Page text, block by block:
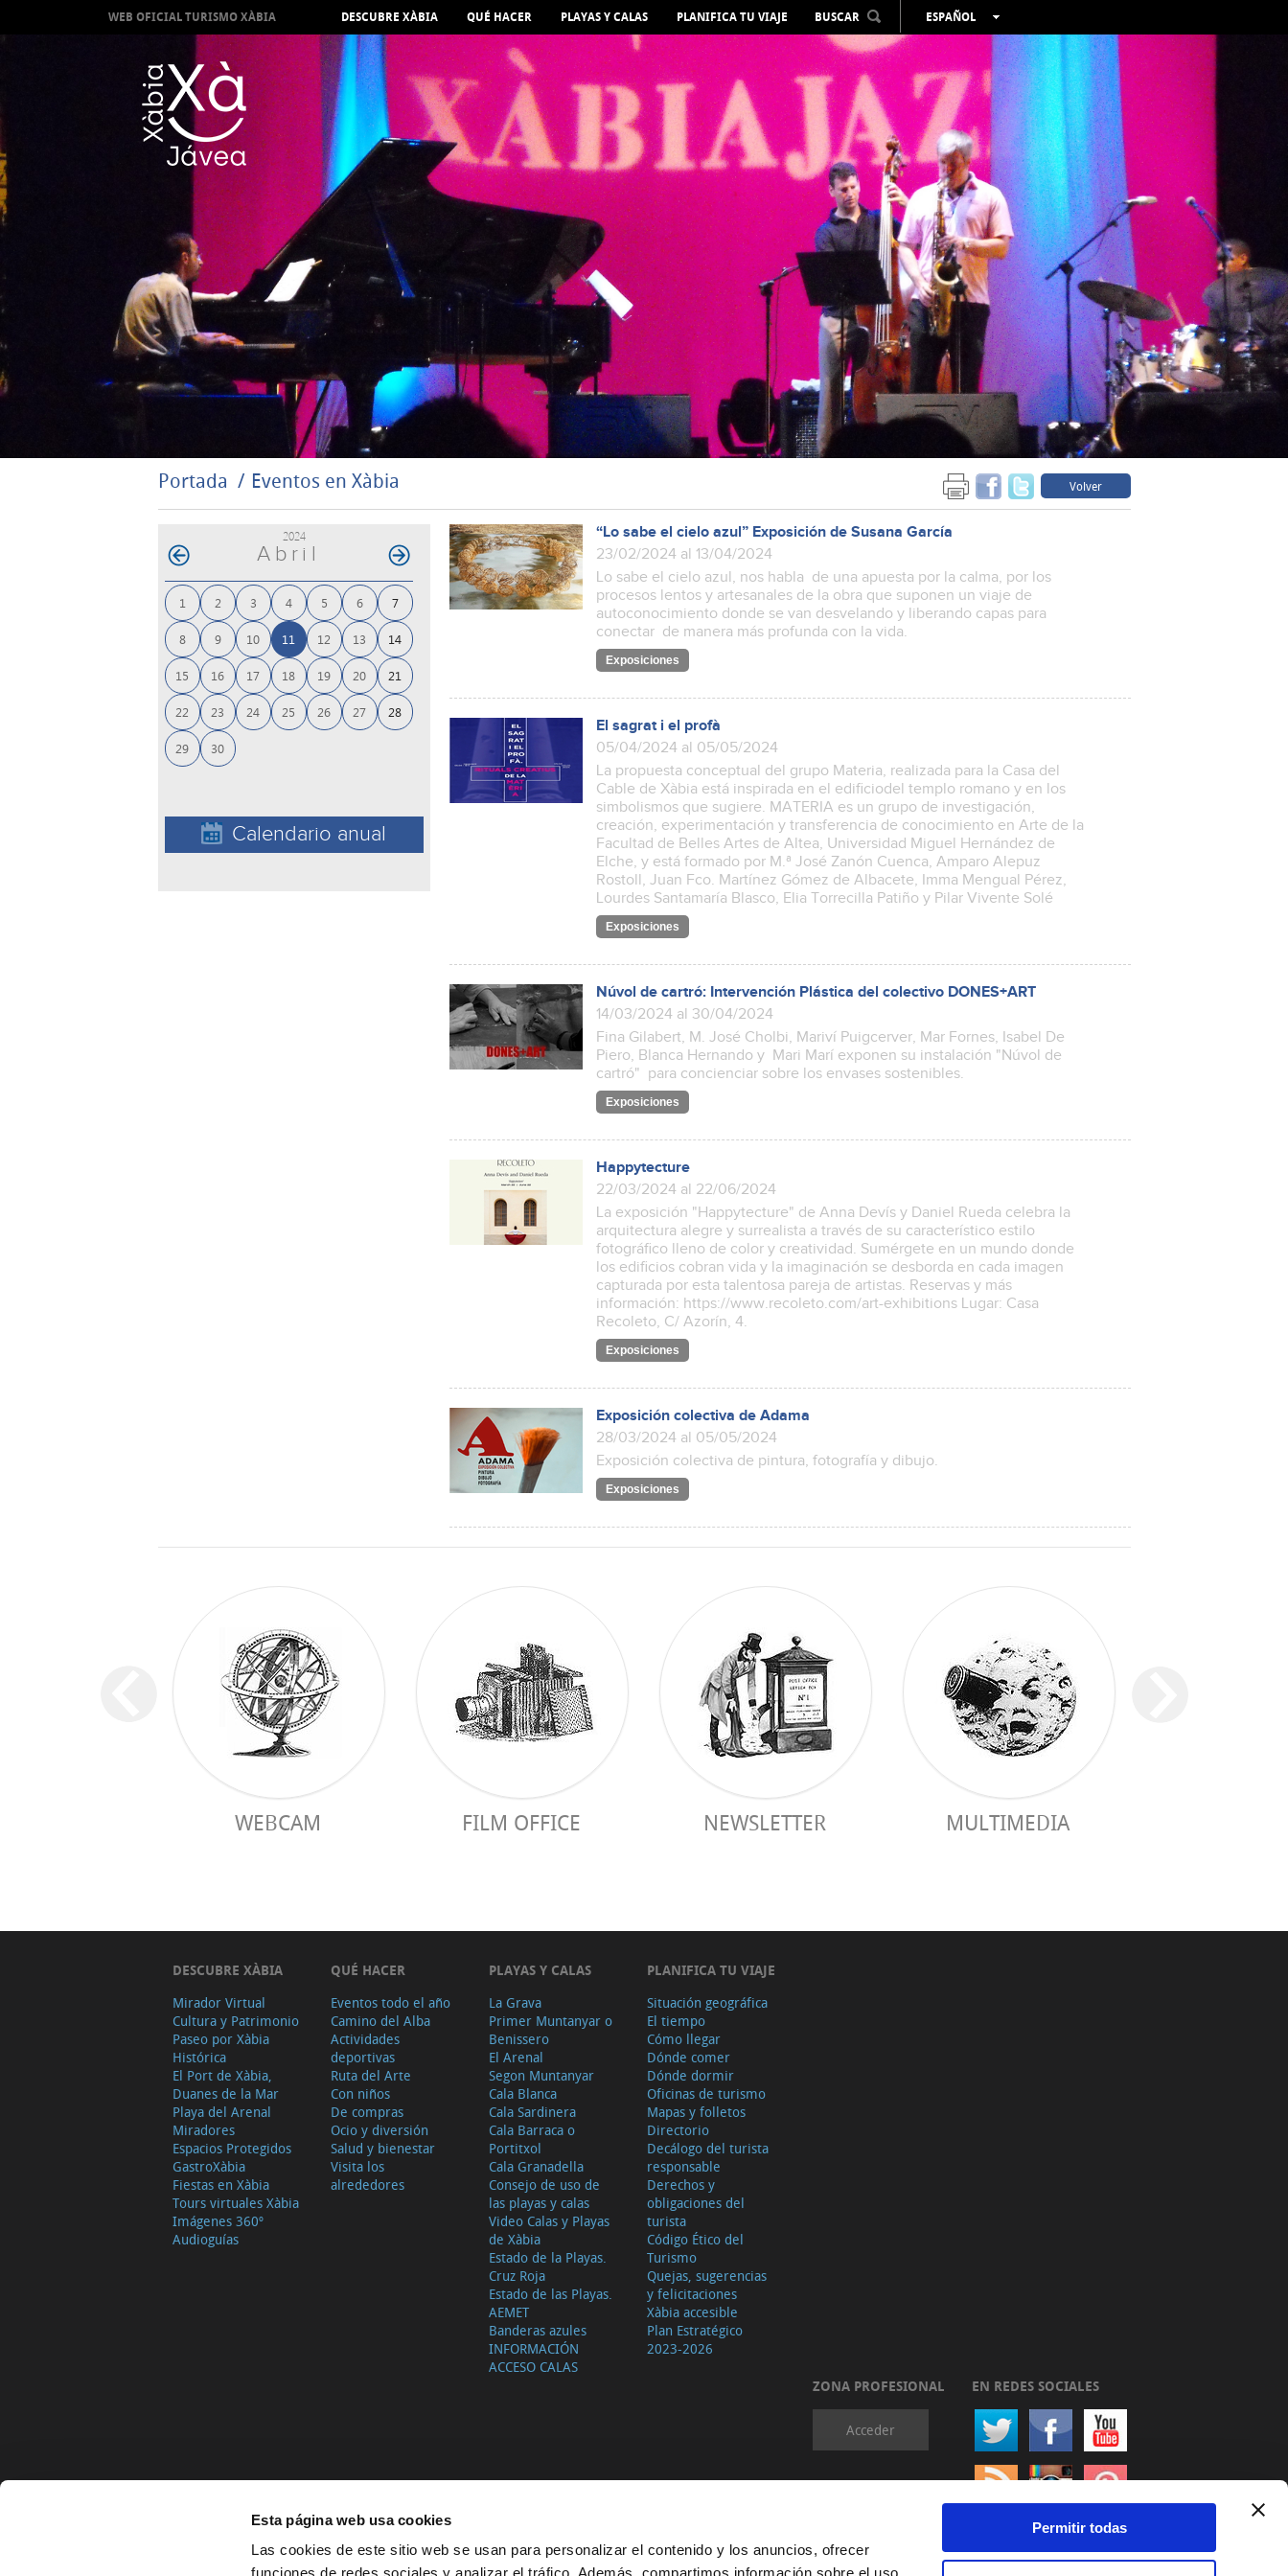
Esta página web usa cookies
Las cookies de este sitio web se usan para personalizar el contenido y los anuncios, ofrecer
Permitir todas
WEB OFICIAL TURISMO XÀBIA DESCUBRE XÀBIA QUÉ HACER PLAYAS Y CALAS PLANIFICA TU VIAJE BUSCAR
ESPAÑOL
VALENCIÀ
ENGLISH
FRANÇAIS
DEUTSCH
РУССКИЙ
Portada Eventos en Xàbia Volver
2024
Abril
1 2 3 4 5 6 7
8 9 10 11 12 13 14
15 16 17 18 19 20 21
22 23 24 25 26 27 28
29 30
Calendario anual
“Lo sabe el cielo azul” Exposición de Susana García
23/02/2024 al 13/04/2024
Lo sabe el cielo azul, nos habla de una apuesta por la calma, por los
procesos lentos y artesanales de la obra que suponen un viaje de
autoconocimiento donde se van desvelando y liberando capas para
conectar de manera más profunda con la vida.
Exposiciones
El sagrat i el profà
05/04/2024 al 05/05/2024
La propuesta conceptual del grupo Materia, realizada para la Casa del
Cable de Xàbia está inspirada en el edificiodel templo romano y en los
simbolismos que sugiere. MATERIA es un grupo de investigación,
creación, experimentación y transferencia de conocimiento en Arte de la
Facultad de Belles Artes de Altea, Universidad Miguel Hernández de
Elche, y está formado por M.ª José Zanón Cuenca, Amparo Alepuz
Rostoll, Juan Fco. Martínez Gómez de Albacete, Imma Mengual Pérez,
Lourdes Santamaría Blasco, Elia Torrecilla Patiño y Pilar Vivente Solé
Exposiciones
Núvol de cartró: Intervención Plástica del colectivo DONES+ART
14/03/2024 al 30/04/2024
Fina Gilabert, M. José Cholbi, Mariví Puigcerver, Mar Fornes, Isabel De
Piero, Blanca Hernando y Mari Marí exponen su instalación "Núvol de
cartró" para concienciar sobre los envases sostenibles.
Exposiciones
Happytecture
22/03/2024 al 22/06/2024
La exposición "Happytecture" de Anna Devís y Daniel Rueda celebra la
arquitectura alegre y surrealista a través de su característico estilo
fotográfico lleno de color y creatividad. Sumérgete en un mundo donde
los edificios cobran vida y la imaginación se desborda en cada imagen
capturada por esta talentosa pareja de artistas. Reservas y más
información: https://www.recoleto.com/art-exhibitions Lugar: Casa
Recoleto, C/ Azorín, 4.
Exposiciones
Exposición colectiva de Adama
28/03/2024 al 05/05/2024
Exposición colectiva de pintura, fotografía y dibujo.
Exposiciones
WEBCAM FILM OFFICE NEWSLETTER MULTIMEDIA
DESCUBRE XÀBIA
Mirador Virtual
Cultura y Patrimonio
Paseo por Xàbia
Histórica
El Port de Xàbia,
Duanes de la Mar
Playa del Arenal
Miradores
Espacios Protegidos
GastroXàbia
Fiestas en Xàbia
Tours virtuales Xàbia
Imágenes 360º
Audioguías
QUÉ HACER
Eventos todo el año
Camino del Alba
Actividades
deportivas
Ruta del Arte
Con niños
De compras
Ocio y diversión
Salud y bienestar
Visita los
alrededores
PLAYAS Y CALAS
La Grava
Primer Muntanyar o
Benissero
El Arenal
Segon Muntanyar
Cala Blanca
Cala Sardinera
Cala Barraca o
Portitxol
Cala Granadella
Consejo de uso de
las playas y calas
Video Calas y Playas
de Xàbia
Estado de la Playas.
Cruz Roja
Estado de las Playas.
AEMET
Banderas azules
INFORMACIÓN
ACCESO CALAS
PLANIFICA TU VIAJE
Situación geográfica
El tiempo
Cómo llegar
Dónde comer
Dónde dormir
Oficinas de turismo
Mapas y folletos
Directorio
Decálogo del turista
responsable
Derechos y
obligaciones del
turista
Código Ético del
Turismo
Quejas, sugerencias
y felicitaciones
Xàbia accesible
Plan Estratégico
2023-2026
ZONA PROFESIONAL
Acceder
EN REDES SOCIALES